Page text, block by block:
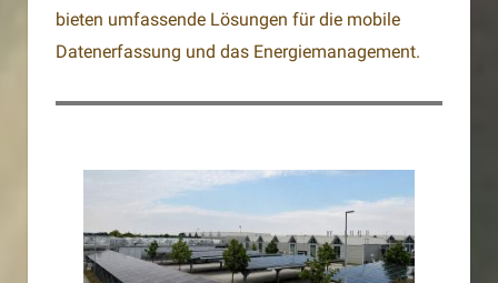
bieten umfassende Lösungen für die mobile
Datenerfassung und das Energiemanagement.